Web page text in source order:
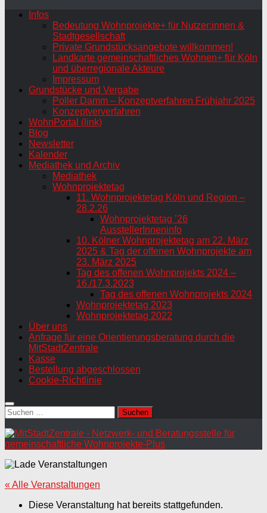
Infos
Bedeutung Wohnprojekte+ für Nutzer:innen &
Stadtgesellschaft
Private Grundstücksangebote willkommen!
Landkarte gemeinschaftliches Wohnen+ für Köln
und überregionale Akteure
Impressum
Grundstücke und Vergabe
Poller Damm – Konzeptverfahren Frühjahr 2025
Konzeptververfahren
WohnPortal (link)
Blog
Newsletter
Kalender
Mediathek und Archiv
Mediathek
Wohnprojektetag
11. Wohnprojektetag Köln und Region –
28.2.26
Wohnprojektetag ’26
AusstellerInneninfo
10. Kölner Wohnprojektetag am 22. März
2025 & Tag der offenen Wohnprojekte am
23. März 2025
Tag des offenen Wohnprojekts 2024 –
16./17.3.2023
Tag des offenen Wohnprojekts 2024
Wohnprojektetag 2023
Wohnprojektetag 2022
Über uns
Anfrage für eine Orientierungsberatung durch die
MitStadtZentrale
Kasse
Bestellung abgeschlossen
Cookie-Richtlinie
Suchen
nach:
« Alle Veranstaltungen
Diese Veranstaltung hat bereits stattgefunden.